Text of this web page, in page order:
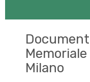
Milano